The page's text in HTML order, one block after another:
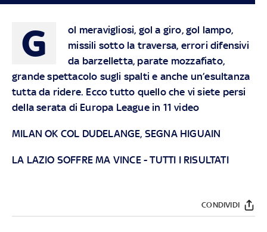
G
ol meravigliosi, gol a giro, gol lampo,
missili sotto la traversa, errori difensivi
da barzelletta, parate mozzafiato,
grande spettacolo sugli spalti e anche un’esultanza
tutta da ridere. Ecco tutto quello che vi siete persi
della serata di Europa League in 11 video
MILAN OK COL DUDELANGE, SEGNA HIGUAIN
LA LAZIO SOFFRE MA VINCE-TUTTI I RISULTATI
CONDIVIDI